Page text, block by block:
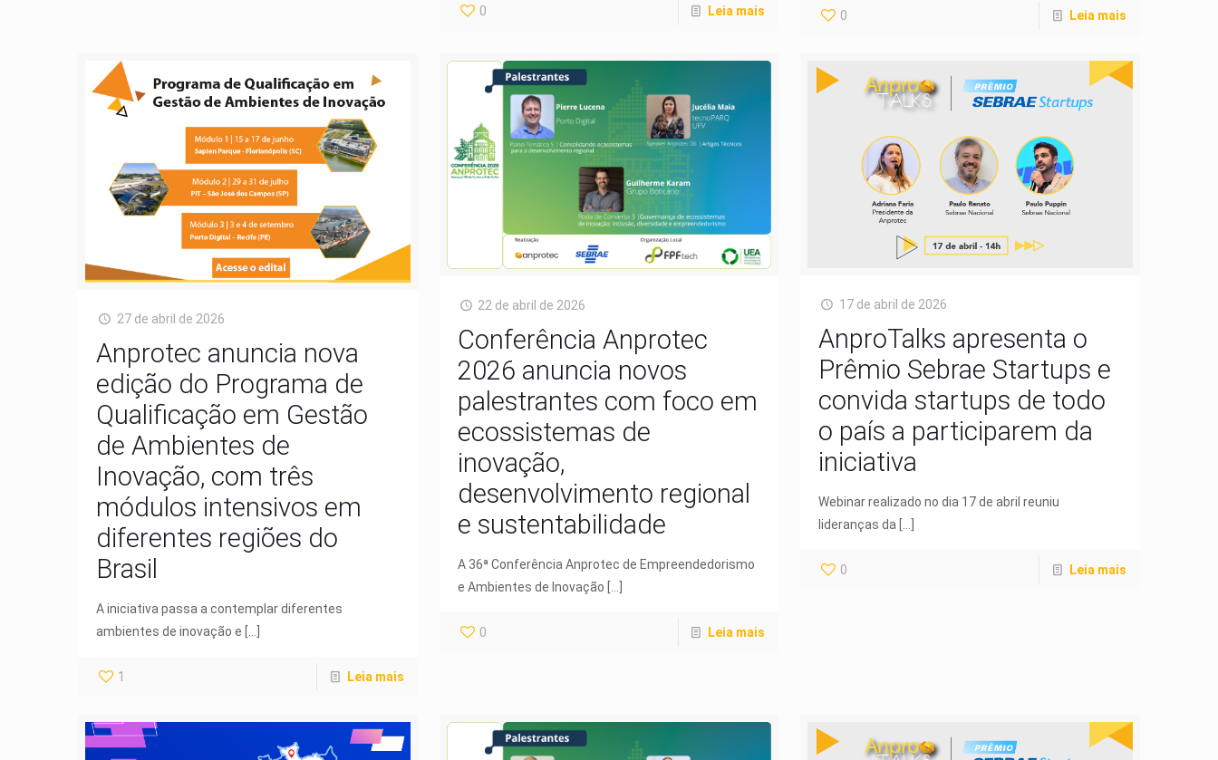
0 Leia mais 0 Leia mais
27 de abril de 2026
Anprotec anuncia nova
edição do Programa de
Qualificação em Gestão
de Ambientes de
Inovação, com três
módulos intensivos em
diferentes regiões do
Brasil
A iniciativa passa a contemplar diferentes
ambientes de inovação e […]
1 Leia mais
22 de abril de 2026
Conferência Anprotec
2026 anuncia novos
palestrantes com foco em
ecossistemas de
inovação,
desenvolvimento regional
e sustentabilidade
A 36ª Conferência Anprotec de Empreendedorismo
e Ambientes de Inovação
0 Leia mais
17 de abril de 2026
AnproTalks apresenta o
Prêmio Sebrae Startups e
convida startups de todo
o país a participarem da
iniciativa
Webinar realizado no dia 17 de abril reuniu
lideranças da
0 Leia mais